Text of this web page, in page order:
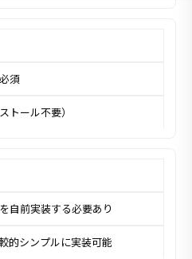
須
トール不要）
自前実装する必要あり
的シンプルに実装可能